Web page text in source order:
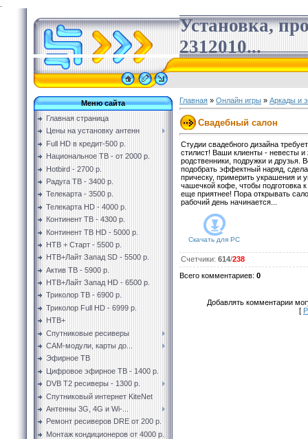
Установка,
2312010...
Меню сайта
Главная страница
Цены на установку антенн
Full HD в кредит-500 р.
Национальное ТВ - от 2000 р.
Hotbird - 2700 р.
Радуга ТВ - 3400 р.
Телекарта - 3500 р.
Телекарта HD - 4000 р.
Континент ТВ - 4300 р.
Континент ТВ HD - 5000 р.
НТВ + Старт - 5500 р.
НТВ+Лайт Запад SD - 5500 р.
Актив ТВ - 5900 р.
НТВ+Лайт Запад HD - 6500 р.
Триколор ТВ - 6900 р.
Триколор Full HD - 6999 р.
НТВ+
Спутниковые ресиверы
CAM-модули, карты до...
Эфирное ТВ
Цифровое эфирное ТВ - 1400 р.
DVB T2 ресиверы - 1300 р.
Спутниковый интернет KiteNet
Антенны 3G, 4G и Wi-...
Ремонт ресиверов DRE от 200 р.
Монтаж кондиционеров от 4000 р.
Главная » Онлайн игры » Аркады и
Свадебный салон
Студии свадебного дизайна
стилист! Ваши клиенты - невесты и
родственники, подружки и друзья.
подобрать эффектный наряд,
прическу, примерить украшения и
чашечкой кофе, чтобы подготовка
еще приятнее! Пора открывать
рабочий день начинается...
Скачать для PC
Счетчики: 614/238
Всего комментариев: 0
Добавлять комментарии
[